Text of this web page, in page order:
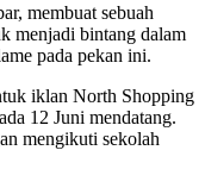
membuat sebuah
menjadi bintang dalam
pada pekan ini.
iklan North Shopping
12 Juni mendatang.
mengikuti sekolah